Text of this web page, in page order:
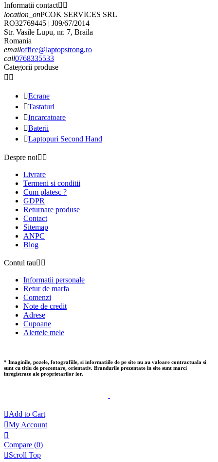
Informatii contact 
location_onPCOK SERVICES SRL
RO32769445 | J09/67/2014
Str. Vasile Lupu, nr. 7, Braila
Romania
emailoffice@laptopstrong.ro
call0768335533
Categorii produse
 
Ecrane
Tastaturi
Incarcatoare
Baterii
Laptopuri Second Hand
Despre noi 
Livrare
Termeni si conditii
Cum platesc ?
GDPR
Returnare produse
Contact
Sitemap
ANPC
Blog
Contul tau 
Informatii personale
Retur de marfa
Comenzi
Note de credit
Adrese
Cupoane
Alertele mele
* Imaginile, pozele, fotografiile, si informatiile de pe site nu au valoare contractuala si
sunt cu titlu de prezentare, orientativ. Brandurile prezentate in site sunt marci
inregistrate ale proprietarilor lor.
Add to Cart
My Account

Compare (0)
Scroll Top